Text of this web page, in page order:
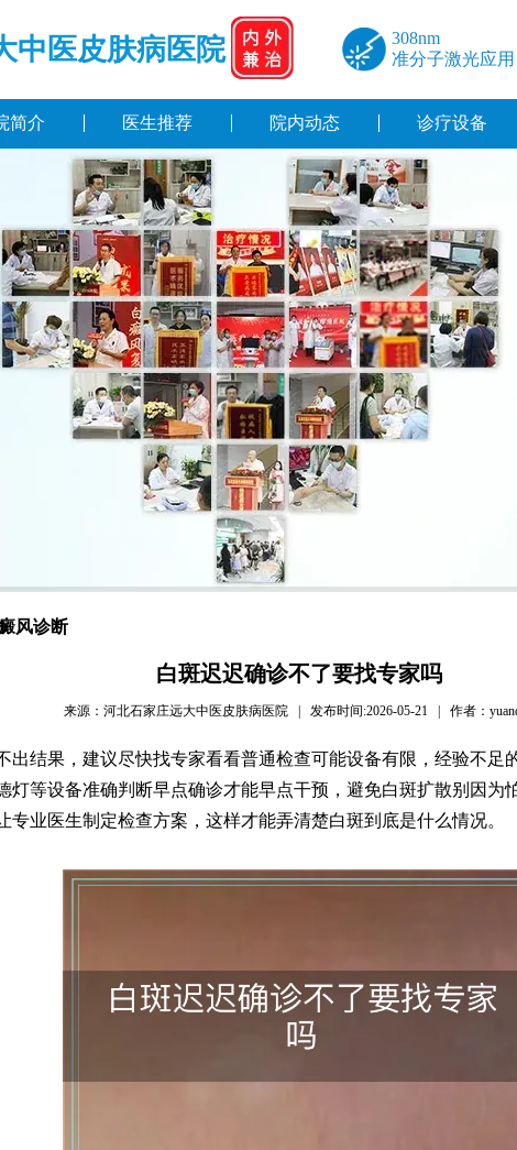
中医皮肤病医院
308nm
准分子激光应用
简介 医生推荐 院内动态 诊疗设备
风诊断
白斑迟迟确诊不了要找专家吗
来源：河北石家庄远大中医皮肤病医院 | 发布时间:2026-05-21 | 作者：
出结果，建议尽快找专家看看普通检查可能设备有限，经验不足
灯等设备准确判断早点确诊才能早点干预，避免白斑扩散别因为
专业医生制定检查方案，这样才能弄清楚白斑到底是什么情况。